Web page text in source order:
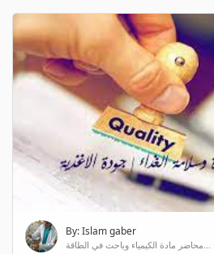
By: Islam gaber
محاضر مادة الكيمياء وباحث في الطاقة...